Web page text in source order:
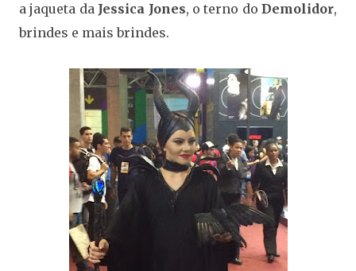
a jaqueta da Jessica Jones, o terno do Demolidor,
brindes e mais brindes.